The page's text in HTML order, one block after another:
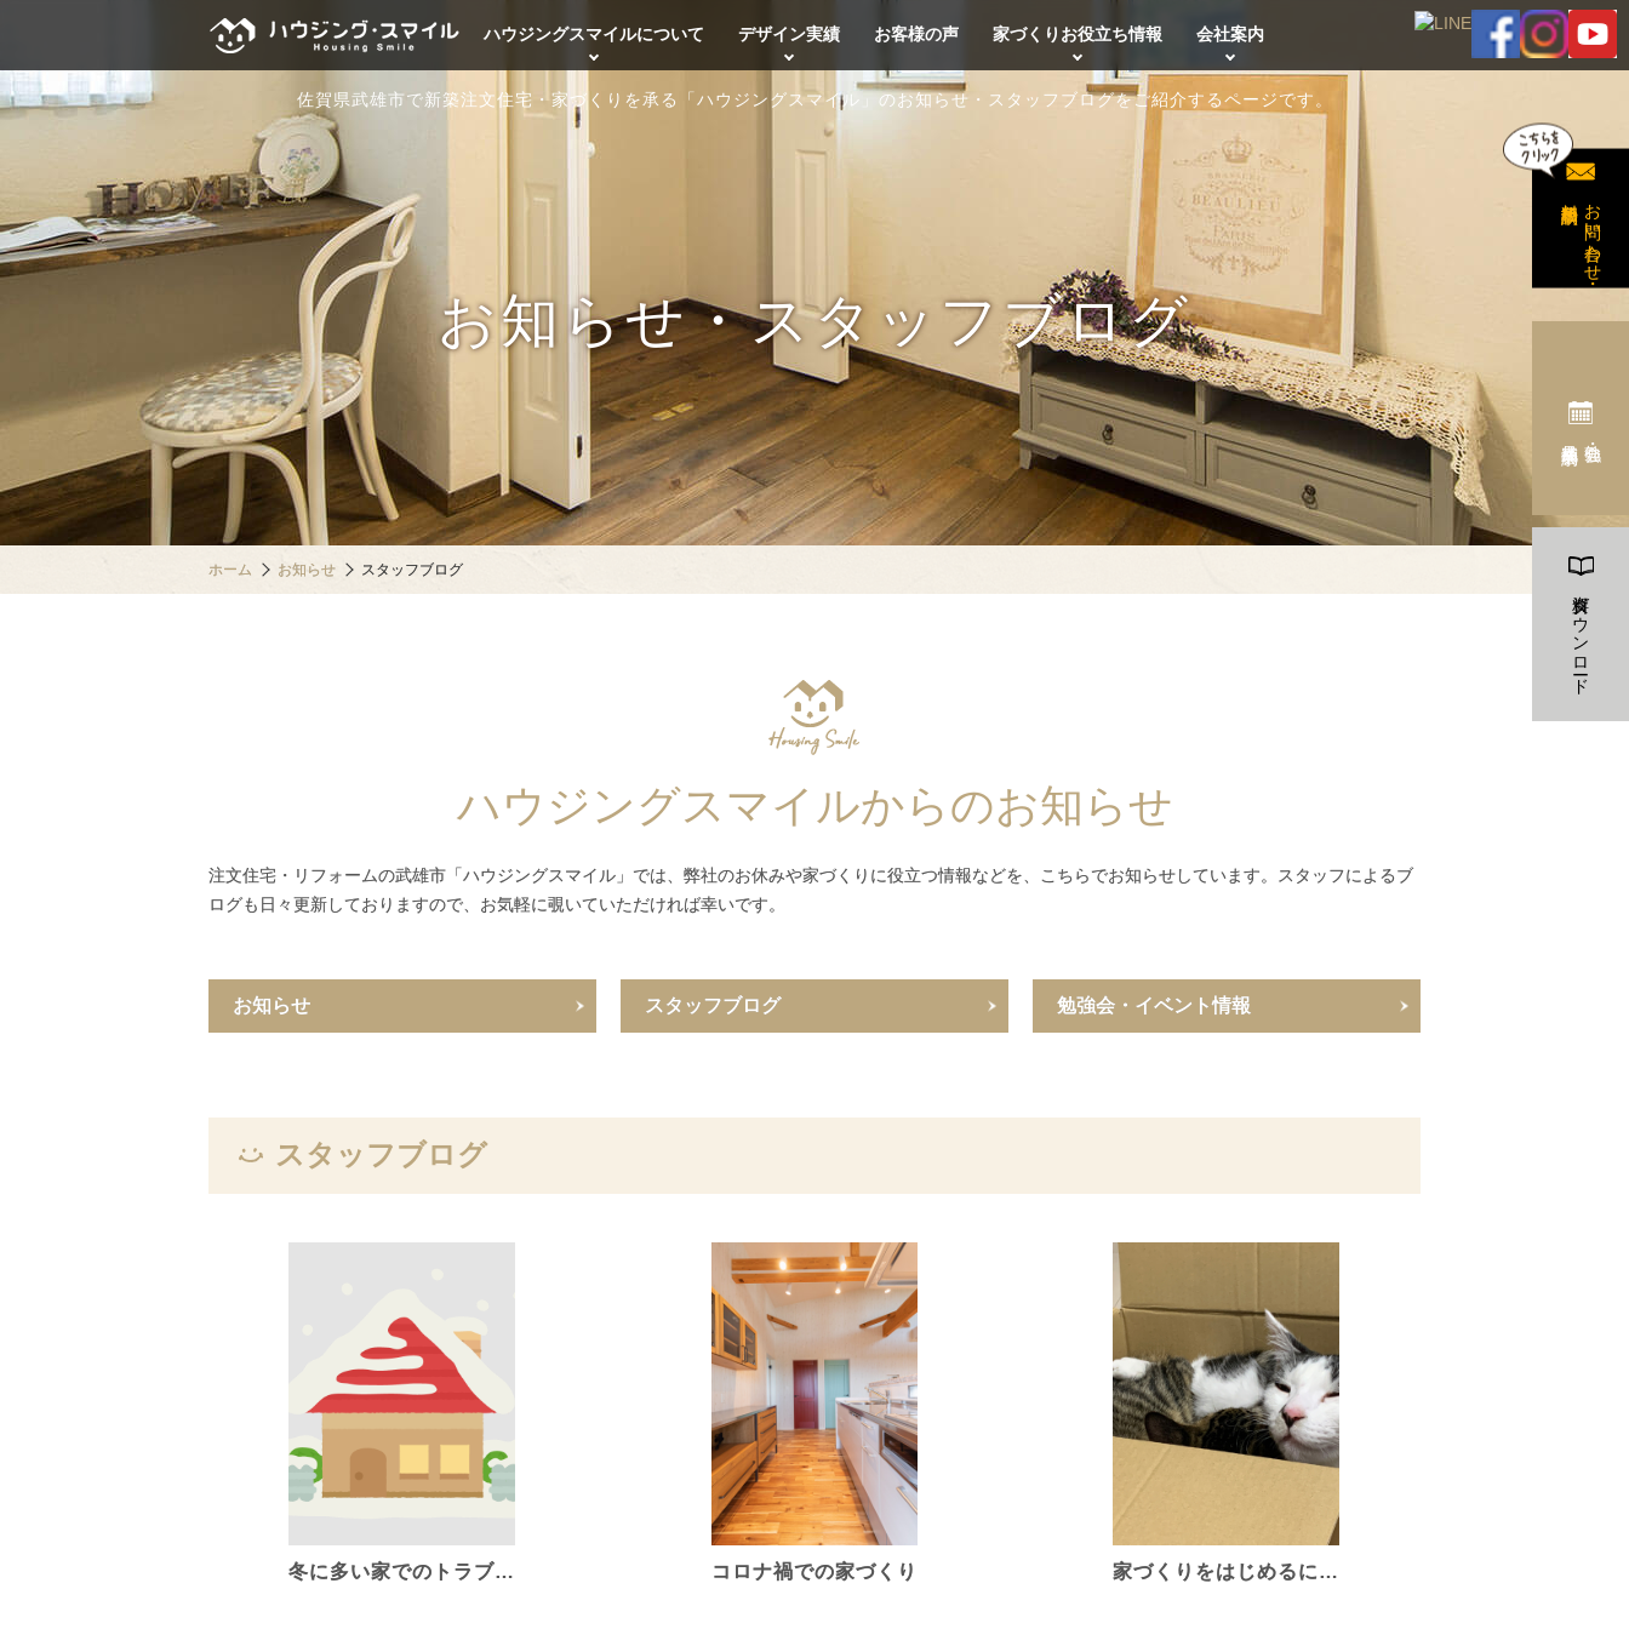
佐賀県武雄市で新築注文住宅・家づくりを承る「ハウジングスマイル」のお知らせ・スタッフブログをご紹介するページです。
お知らせ・スタッフブログ
ハウジングスマイルについて デザイン実績 お客様の声 家づくりお役立ち情報 会社案内
ホーム お知らせ スタッフブログ
ハウジングスマイルからのお知らせ
注文住宅・リフォームの武雄市「ハウジングスマイル」では、弊社のお休みや家づくりに役立つ情報などを、こちらでお知らせしています。スタッフによるブ
ログも日々更新しておりますので、お気軽に覗いていただければ幸いです。
お知らせ スタッフブログ 勉強会・イベント情報
スタッフブログ
冬に多い家でのトラブ… コロナ禍での家づくり 家づくりをはじめるに…
お問い合わせ・
資料ダウンロード